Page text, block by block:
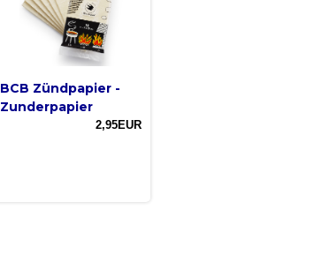
BCB Zündpapier -
Zunderpapier
2,95EUR